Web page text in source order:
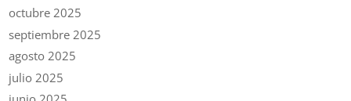
octubre 2025
septiembre 2025
agosto 2025
julio 2025